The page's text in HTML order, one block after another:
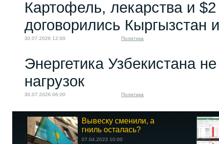
Картофель, лекарства и
договорились Кыргызстан
30.07.2026 12:00 Политика
Энергетика Узбекистана
нагрузок
30.07.2026 06:00 Политика
Вывеску сменили, а
гниль осталась?
07.04.2023 10:00